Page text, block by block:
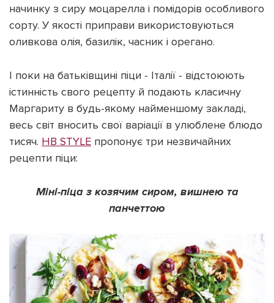
начинку з сиру моцарелла і помідорів особливого
сорту. У якості приправи використовуються
оливкова олія, базилік, часник і орегано.
І поки на батьківщині піци - Італії - відстоюють
істинність свого рецепту й подають класичну
Маргариту в будь-якому найменшому закладі,
весь світ вносить свої варіації в улюблене блюдо
тисяч. НВ STYLE пропонує три незвичайних
рецепти піци:
Міні-піца з козячим сиром, вишнею та
панчеттою